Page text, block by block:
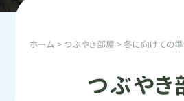
ホーム > つぶやき部屋 > 冬に向けての準
つぶやき